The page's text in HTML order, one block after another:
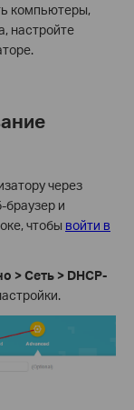
компьютеры,
настройте
через
браузер и
чтобы войти в
> Сеть > DHCP-